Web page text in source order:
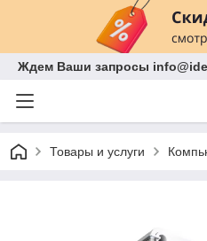
Ждем Ваши запросы
Товары и услуги